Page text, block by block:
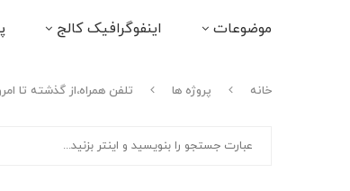
موضوعات اینفوگرافیک کالج
خانه پروژه ها تلفن همراه،از گذشته تا